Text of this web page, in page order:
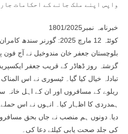
واپس اپنے ملک جانے کے احکامات
خبرنامہ نمبر1801/2025
کوئٹہ 12 مارچ 2025: گورنر
بلوچستان جعفر خان مندوخیل نے آج
گزشتہ روز ڈھاڈر کے قریب جعفر
تبادلہ خیال کیا گیا۔ ٹیسوری نے اس
ریلوے کے مسافروں اور ان کے اہل خانہ
ہمدردی کا اظہار کیا۔ انہوں نے اس
دیا. دونوں ہم منصب نے جاں بحق
کی جلد صحت یابی کیلئے دعا کی۔